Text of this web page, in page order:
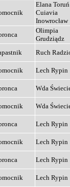
Elana Toruń
Cuiavia
Inowrocław
Olimpia
Grudziądz
Ruch
Lech Rypin
Wda
Wda
Lech Rypin
Lech Rypin
Lech Rypin
Lech Rypin